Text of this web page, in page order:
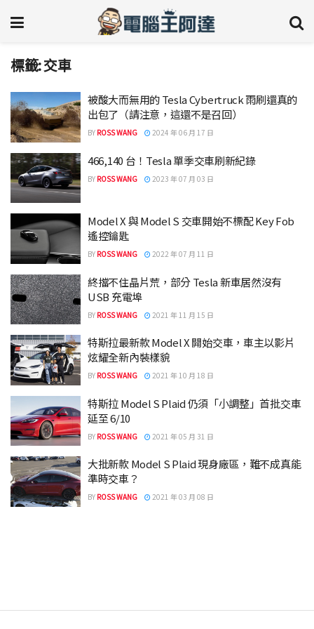
標籤:交車
被酸大而無用的 Tesla Cybertruck 雨刷還真的
出包了（請注意，這還不是召回）
BY ROSS WANG 2024 年 06 月 17 日
466,140 台！Tesla 單季交車刷新紀錄
BY ROSS WANG 2023 年 07 月 03 日
Model X 與 Model S 交車開始不標配 Key Fob
遙控鑰匙
BY ROSS WANG 2022 年 07 月 11 日
終擋不住晶片荒，部分 Tesla 新車居然沒有
USB 充電埠
BY ROSS WANG 2021 年 11 月 15 日
特斯拉最新款 Model X 開始交車，車主以影片
炫耀全新內裝樣貌
BY ROSS WANG 2021 年 10 月 18 日
特斯拉 Model S Plaid 仍須「小調整」首批交車
延至 6/10
BY ROSS WANG 2021 年 05 月 31 日
大批新款 Model S Plaid 現身廠區，難不成真能
準時交車？
BY ROSS WANG 2021 年 03 月 08 日